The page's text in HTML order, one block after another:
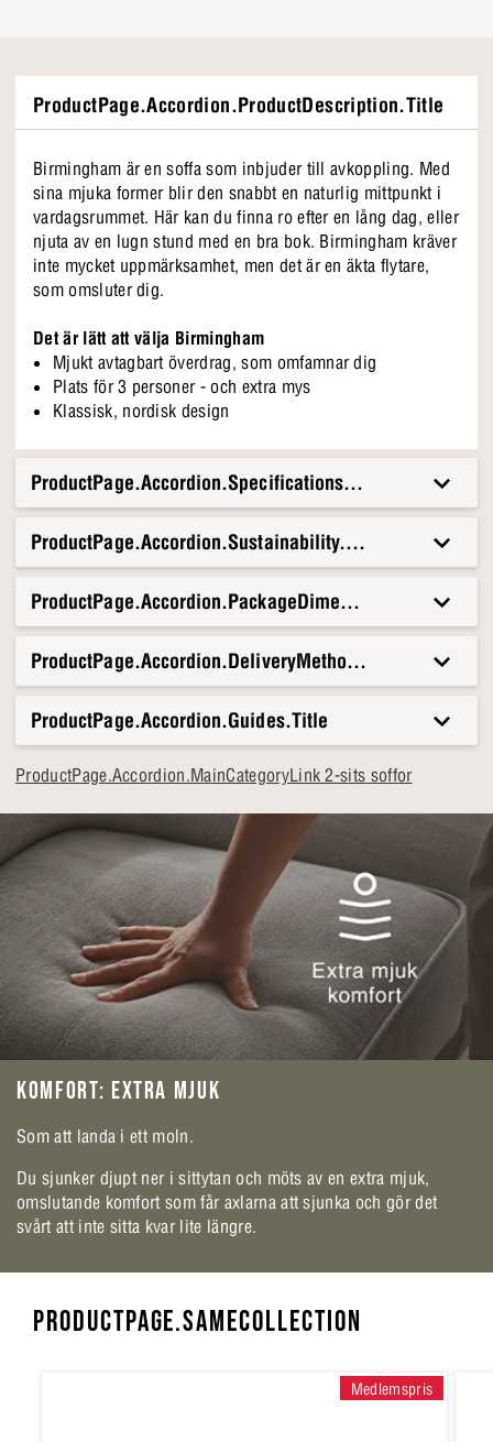
ProductPage.Accordion.ProductDescription.Title
Birmingham är en soffa som inbjuder till avkoppling. Med
sina mjuka former blir den snabbt en naturlig mittpunkt i
vardagsrummet. Här kan du finna ro efter en lång dag, eller
njuta av en lugn stund med en bra bok. Birmingham kräver
inte mycket uppmärksamhet, men det är en äkta flytare,
som omsluter dig.
Det är lätt att välja Birmingham
Mjukt avtagbart överdrag, som omfamnar dig
Plats för 3 personer - och extra mys
Klassisk, nordisk design
ProductPage.Accordion.Specifications.Title
ProductPage.Accordion.Sustainability.Title
ProductPage.Accordion.DeliveryMethods.Title
ProductPage.Accordion.Guides.Title
ProductPage.Accordion.MainCategoryLink 2-sits soffor
KOMFORT: EXTRA MJUK
Som att landa i ett moln.
Du sjunker djupt ner i sittytan och möts av en extra mjuk,
omslutande komfort som får axlarna att sjunka och gör det
svårt att inte sitta kvar lite längre.
PRODUCTPAGE.SAMECOLLECTION
Medlemspris